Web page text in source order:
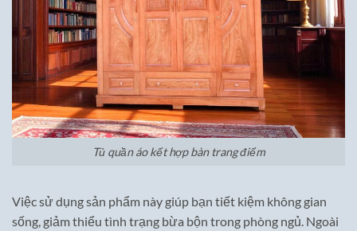
Tủ quần áo kết hợp bàn trang điểm
Việc sử dụng sản phẩm này giúp bạn tiết kiệm không gian
sống, giảm thiểu tình trạng bừa bộn trong phòng ngủ. Ngoài